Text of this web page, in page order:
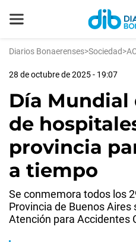
Diarios Bonaerenses>Sociedad>
28 de octubre de 2025 - 19:07
Día Mundial
de
provincia
a tiempo
Se conmemora todos los
Provincia de Buenos Aires
Atención para Accidentes